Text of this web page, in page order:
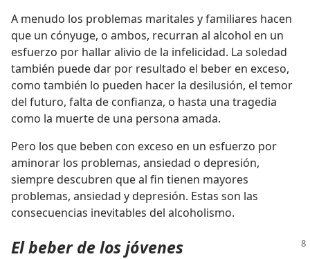
A menudo los problemas maritales y familiares hacen
que un cónyuge, o ambos, recurran al alcohol en un
esfuerzo por hallar alivio de la infelicidad. La soledad
también puede dar por resultado el beber en exceso,
como también lo pueden hacer la desilusión, el temor
del futuro, falta de confianza, o hasta una tragedia
como la muerte de una persona amada.
Pero los que beben con exceso en un esfuerzo por
aminorar los problemas, ansiedad o depresión,
siempre descubren que al fin tienen mayores
problemas, ansiedad y depresión. Estas son las
consecuencias inevitables del alcoholismo.
El beber de los jóvenes